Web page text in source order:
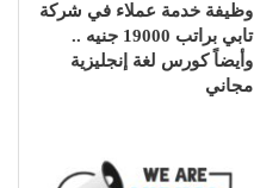
وظيفة خدمة عملاء في شركة
تابي براتب 19000 جنيه ..
وأيضاً كورس لغة إنجليزية
مجاني